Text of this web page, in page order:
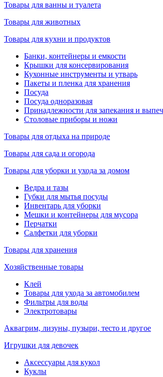
Товары для ванны и туалета
Товары для животных
Товары для кухни и продуктов
Банки, контейнеры и емкости
Крышки для консервирования
Кухонные инструменты и утварь
Пакеты и пленка для хранения
Посуда
Посуда одноразовая
Принадлежности для запекания и
Столовые приборы и ножи
Товары для отдыха на природе
Товары для сада и огорода
Товары для уборки и ухода за домом
Ведра и тазы
Губки для мытья посуды
Инвентарь для уборки
Мешки и контейнеры для мусора
Перчатки
Салфетки для уборки
Товары для хранения
Хозяйственные товары
Клей
Товары для ухода за автомобилем
Фильтры для воды
Электротовары
Аквагрим, лизуны, пузыри, тесто и другое
Игрушки для девочек
Аксессуары для кукол
Куклы